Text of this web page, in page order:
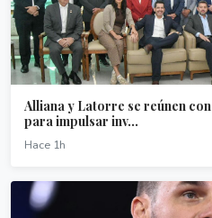
Alliana y Latorre se reúnen
para impulsar inv...
Hace 1h